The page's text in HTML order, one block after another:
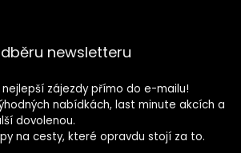
newsletteru
zájezdy přímo do e-mailu!
nabídkách, last minute akcích a
dovolenou.
na cesty, které opravdu stojí za to.